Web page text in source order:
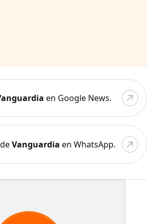
en Google News.
Vanguardia en WhatsApp.